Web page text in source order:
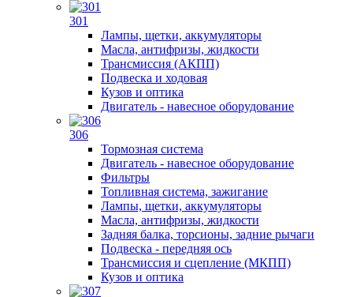
301
Лампы, щетки, аккумуляторы
Масла, антифризы, жидкости
Трансмиссия (АКПП)
Подвеска и ходовая
Кузов и оптика
Двигатель - навесное оборудование
306
Тормозная система
Двигатель - навесное оборудование
Фильтры
Топливная система, зажигание
Лампы, щетки, аккумуляторы
Масла, антифризы, жидкости
Задняя балка, торсионы, задние рычаги
Подвеска - передняя ось
Трансмиссия и сцепление (МКПП)
Кузов и оптика